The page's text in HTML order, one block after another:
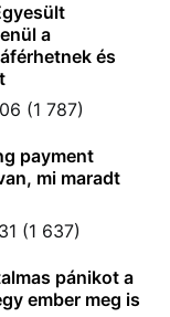
a
és
(1 787)
payment
mi maradt
(1 637)
pánikot a
ember meg is